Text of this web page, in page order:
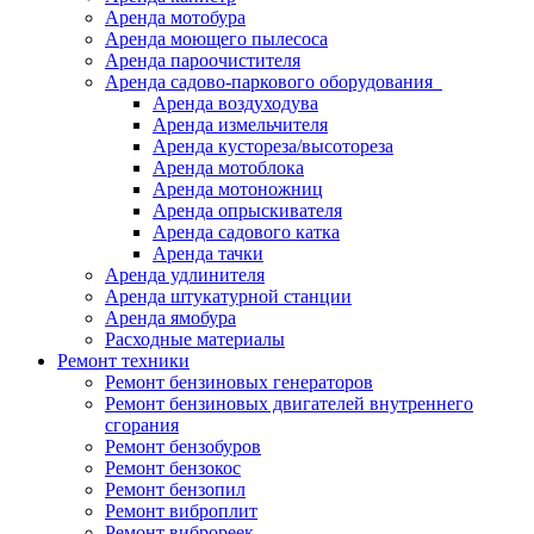
Аренда мотобура
Аренда моющего пылесоса
Аренда пароочистителя
Аренда садово-паркового оборудования
Аренда воздуходува
Аренда измельчителя
Аренда кустореза/высотореза
Аренда мотоблока
Аренда мотоножниц
Аренда опрыскивателя
Аренда садового катка
Аренда тачки
Аренда удлинителя
Аренда штукатурной станции
Аренда ямобура
Расходные материалы
Ремонт техники
Ремонт бензиновых генераторов
Ремонт бензиновых двигателей внутреннего
сгорания
Ремонт бензобуров
Ремонт бензокос
Ремонт бензопил
Ремонт виброплит